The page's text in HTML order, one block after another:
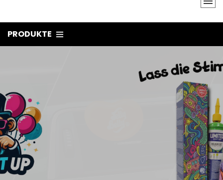
PRODUKTE